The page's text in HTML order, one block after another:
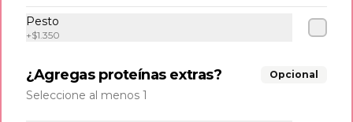
Pesto
+$1.350
¿Agregas proteínas extras? Opcional
Seleccione al menos 1